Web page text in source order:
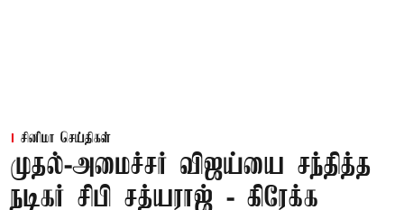
சினிமா செய்திகள்
முதல்-அமைச்சர் விஜய்யை சந்தித்த
நடிகர் சிபி சத்யராஜ் - கிரேக்க